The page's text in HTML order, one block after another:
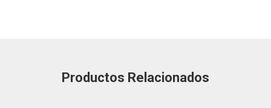
Productos Relacionados